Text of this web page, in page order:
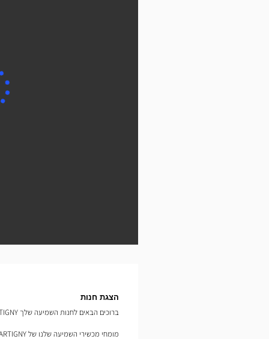
הצגת חנות
ברוכים הבאים לחנות השמיעה שלך Optical Center - MARTIGNY.